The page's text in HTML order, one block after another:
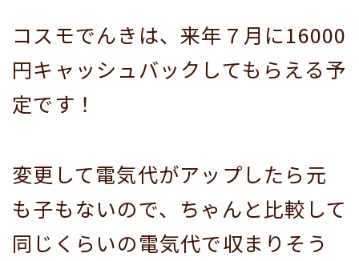
コスモでんきは、来年７月に16000
円キャッシュバックしてもらえる予
定です！
変更して電気代がアップしたら元
も子もないので、ちゃんと比較して
同じくらいの電気代で収まりそう